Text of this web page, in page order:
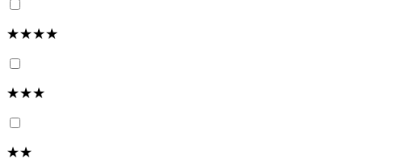
★★★★
★★★
★★